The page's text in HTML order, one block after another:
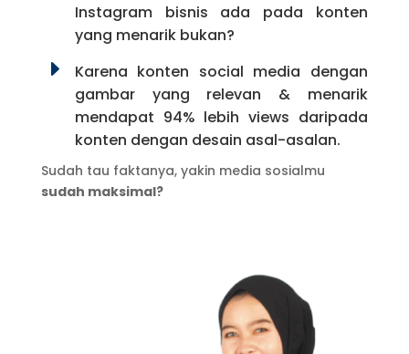
Instagram bisnis ada pada konten
yang menarik bukan?
E
Karena konten social media dengan
gambar yang relevan & menarik
mendapat 94% lebih views daripada
konten dengan desain asal-asalan.
Sudah tau faktanya, yakin media sosialmu
sudah maksimal?